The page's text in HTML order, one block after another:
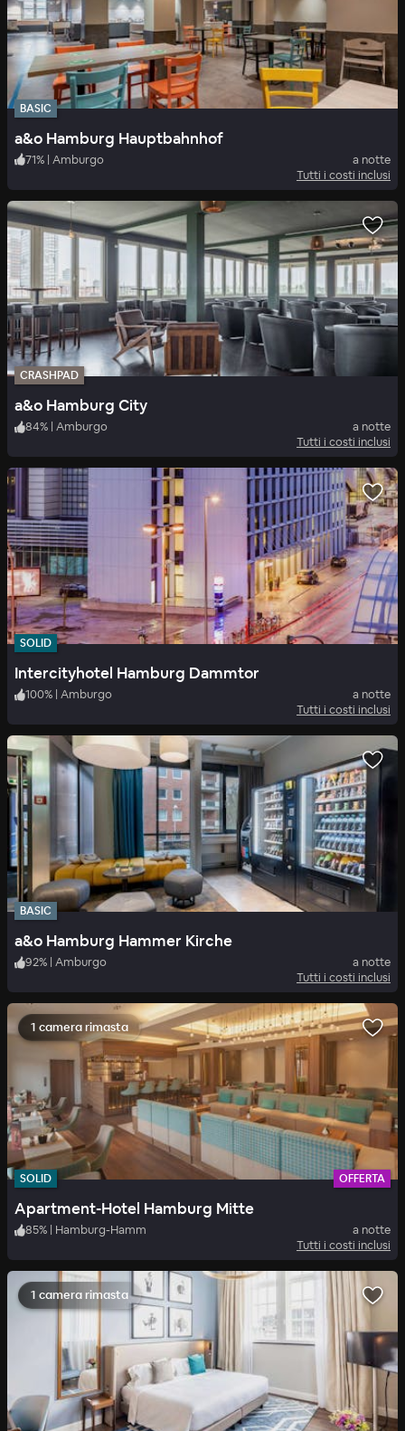
BASIC
a&o Hamburg Hauptbahnhof
71% | Amburgo
a notte
Tutti i costi inclusi
CRASHPAD
a&o Hamburg City
84% Amburgo
a notte
Tutti i costi inclusi
SOLID
Intercityhotel Hamburg Dammtor
100% | Amburgo
a notte
Tutti i costi inclusi
BASIC
a&o Hamburg Hammer Kirche
92% | Amburgo
a notte
Tutti i costi inclusi
1 camera rimasta
SOLID OFFERTA
Apartment-Hotel Hamburg Mitte
85% | Hamburg-Hamm
a notte
Tutti i costi inclusi
1 camera rimasta